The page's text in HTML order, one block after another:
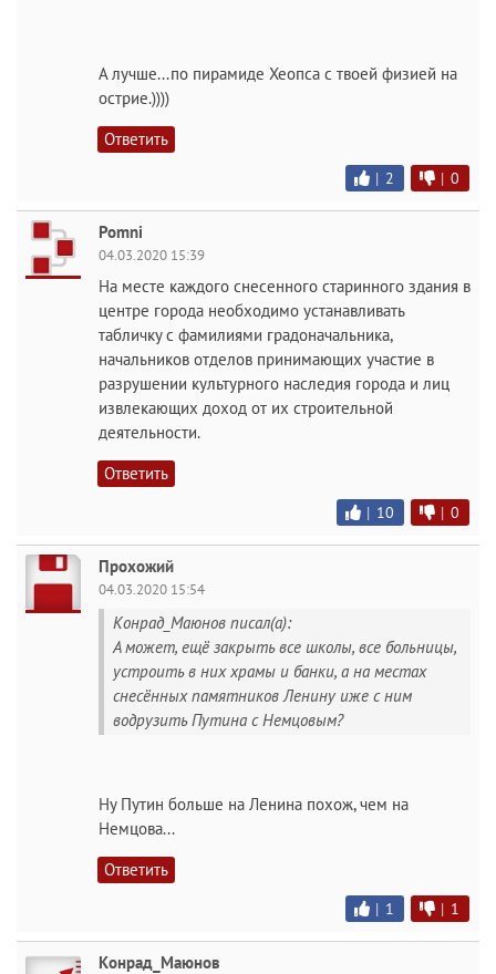
А лучше...по пирамиде Хеопса с твоей физией на
острие.))))
Ответить
| 2 | 0
Pomni
04.03.2020 15:39
На месте каждого снесенного старинного здания в
центре города необходимо устанавливать
табличку с фамилиями градоначальника,
начальников отделов принимающих участие в
разрушении культурного наследия города и лиц
извлекающих доход от их строительной
деятельности.
Ответить
| 10 | 0
Прохожий
04.03.2020 15:54
Конрад_Маюнов писал(а):
А может, ещё закрыть все школы, все больницы,
устроить в них храмы и банки, а на местах
снесённых памятников Ленину иже с ним
водрузить Путина с Немцовым?
Ну Путин больше на Ленина похож, чем на
Немцова...
Ответить
| 1 | 1
Конрад_Маюнов